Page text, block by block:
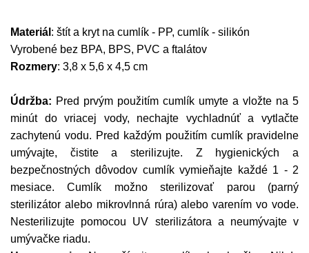
Materiál : štít a kryt na cumlík - PP, cumlík - silikón
Vyrobené bez BPA, BPS, PVC a ftalátov
Rozmery: 3,8 x 5,6 x 4,5 cm
Údržba: Pred prvým použitím cumlík umyte a vložte na 5
minút do vriacej vody, nechajte vychladnúť a vytlačte
zachytenú vodu. Pred každým použitím cumlík pravidelne
umývajte, čistite a sterilizujte. Z hygienických a
bezpečnostných dôvodov cumlík vymieňajte každé 1 - 2
mesiace. Cumlík možno sterilizovať parou (parný
sterilizátor alebo mikrovlnná rúra) alebo varením vo vode.
Nesterilizujte pomocou UV sterilizátora a neumývajte v
umývačke riadu.